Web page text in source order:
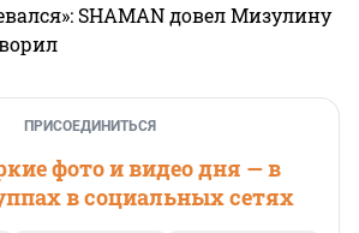
SHAMAN довел Мизулину
ПРИСОЕДИНИТЬСЯ
фото и видео дня — в
в социальных сетях